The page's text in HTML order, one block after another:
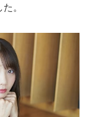
。